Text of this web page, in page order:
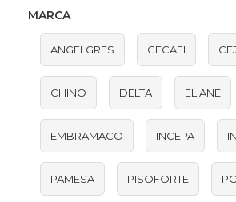
MARCA
ANGELGRES CECAFI
CHINO DELTA ELIANE
EMBRAMACO INCEPA
PAMESA PISOFORTE